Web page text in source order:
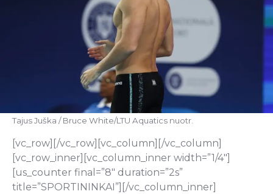
Tajus Juška / Bruce White/LTU Aquatics nuotr.
[vc_row][/vc_row][vc_column][/vc_column]
[vc_row_inner][vc_column_inner width=”1/4″]
[us_counter final=”8″ duration=”2s”
title=”SPORTININKAI”][/vc_column_inner]